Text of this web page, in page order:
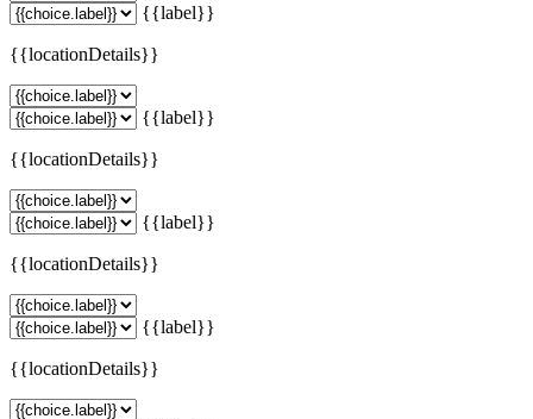
{{label}}
{{locationDetails}}
{{label}}
{{locationDetails}}
{{label}}
{{locationDetails}}
{{label}}
{{locationDetails}}